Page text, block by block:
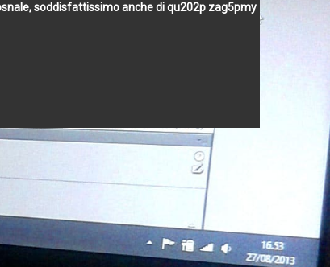
soddisfattissimo anche di questo secondo